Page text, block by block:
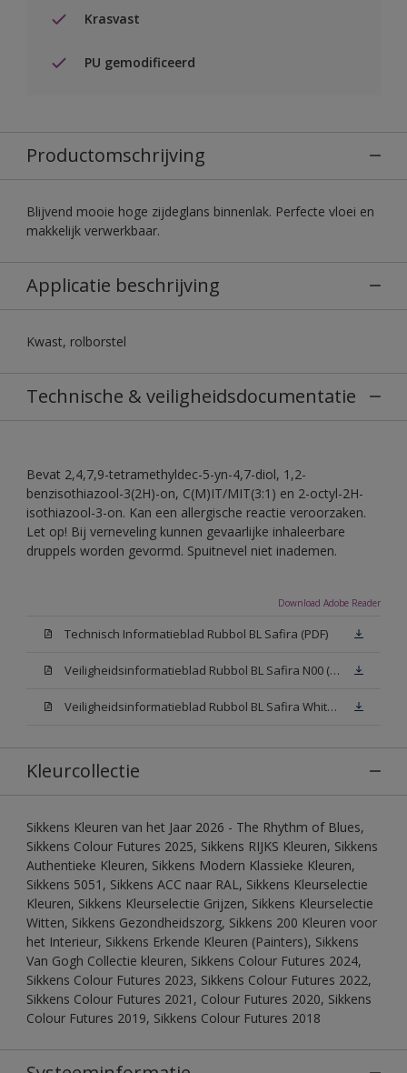
Krasvast
PU gemodificeerd
Productomschrijving
Blijvend mooie hoge zijdeglans binnenlak. Perfecte vloei en
makkelijk verwerkbaar.
Applicatie beschrijving
Kwast, rolborstel
Technische & veiligheidsdocumentatie
Bevat 2,4,7,9-tetramethyldec-5-yn-4,7-diol, 1,2-
benzisothiazool-3(2H)-on, C(M)IT/MIT(3:1) en 2-octyl-2H-
isothiazool-3-on. Kan een allergische reactie veroorzaken.
Let op! Bij verneveling kunnen gevaarlijke inhaleerbare
druppels worden gevormd. Spuitnevel niet inademen.
Download Adobe Reader
Technisch Informatieblad Rubbol BL Safira (PDF)
Veiligheidsinformatieblad Rubbol BL Safira N00 (MSDS)
Veiligheidsinformatieblad Rubbol BL Safira White W05 (MSDS)
Kleurcollectie
Sikkens Kleuren van het Jaar 2026 - The Rhythm of Blues,
Sikkens Colour Futures 2025, Sikkens RIJKS Kleuren, Sikkens
Authentieke Kleuren, Sikkens Modern Klassieke Kleuren,
Sikkens 5051, Sikkens ACC naar RAL, Sikkens Kleurselectie
Kleuren, Sikkens Kleurselectie Grijzen, Sikkens Kleurselectie
Witten, Sikkens Gezondheidszorg, Sikkens 200 Kleuren voor
het Interieur, Sikkens Erkende Kleuren (Painters), Sikkens
Van Gogh Collectie kleuren, Sikkens Colour Futures 2024,
Sikkens Colour Futures 2023, Sikkens Colour Futures 2022,
Sikkens Colour Futures 2021, Colour Futures 2020, Sikkens
Colour Futures 2019, Sikkens Colour Futures 2018